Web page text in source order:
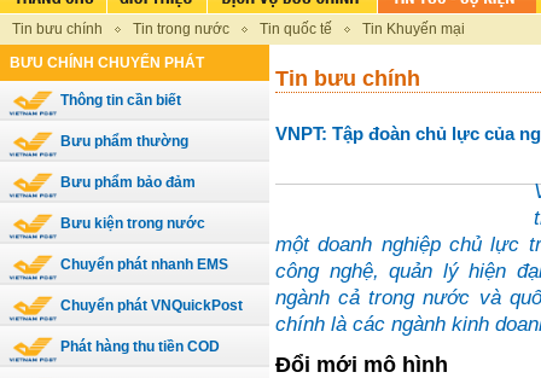
Tin bưu chính Tin trong nước Tin quốc tế
Tin Khuyến mại
BƯU CHÍNH CHUYỂN PHÁT
Thông tin cần biết
Bưu phẩm thường
Bưu phẩm bảo đảm
Bưu kiện trong nước
Chuyển phát nhanh EMS
Chuyển phát VNQuickPost
Phát hàng thu tiền COD
Tin bưu chính
VNPT: Tập đoàn chủ lực của
một doanh nghiệp chủ lực
công nghệ, quản lý hiện
ngành cả trong nước và
chính là các ngành kinh
Đổi mới mô hình